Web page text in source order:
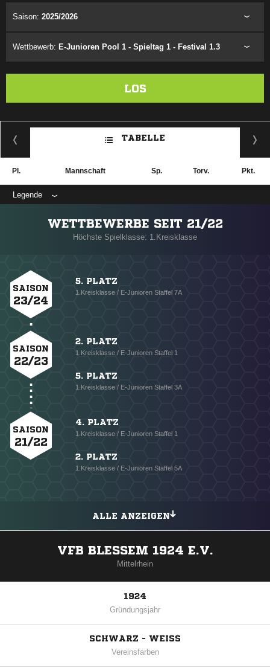
Saison: 2025/2026
Wettbewerb: E-Junioren Pool 1 - Spieltag 1 - Festival 1.3
LOS
TABELLE
Pl. Mannschaft Sp. Torv. Pkt.
Legende
WETTBEWERBE SEIT 21/22
Höchste Spielklasse: 1.Kreisklasse
SAISON
23/24
5. PLATZ
1.Kreisklasse / E-Junioren Staffel 7A
SAISON
22/23
2. PLATZ
1.Kreisklasse / E-Junioren Staffel 1
5. PLATZ
1.Kreisklasse / E-Junioren Staffel 3A
SAISON
21/22
4. PLATZ
1.Kreisklasse / E-Junioren Staffel 1
2. PLATZ
1.Kreisklasse / E-Junioren Staffel 5A
ALLE ANZEIGEN
VFB BLESSEM 1924 E.V.
Mittelrhein
1924
Gründungsjahr
SCHWARZ - WEISS
Vereinsfarben